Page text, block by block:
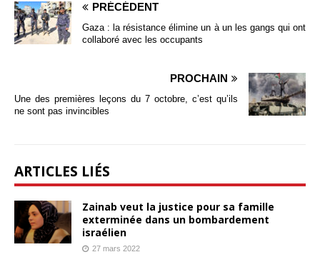
PRÉCÉDENT
Gaza : la résistance élimine un à un les gangs qui ont
collaboré avec les occupants
PROCHAIN
Une des premières leçons du 7 octobre, c’est qu’ils
ne sont pas invincibles
ARTICLES LIÉS
Zainab veut la justice pour sa famille
exterminée dans un bombardement
israélien
27 mars 2022